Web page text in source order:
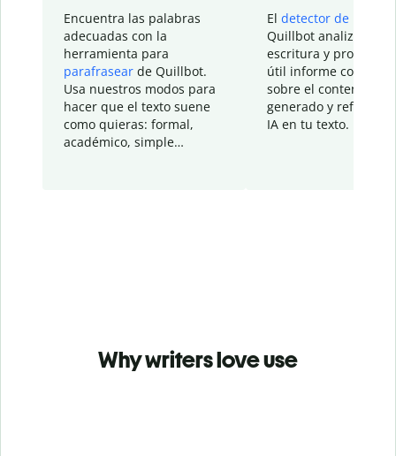
Encuentra las palabras
adecuadas con la
herramienta para
parafrasear de Quillbot.
Usa nuestros modos para
hacer que el texto suene
como quieras: formal,
académico, simple…
El detector de IA
Quillbot analiza tu
escritura y
útil informe con
sobre el contenido
generado y refinado
IA en tu texto.
Why writers love use